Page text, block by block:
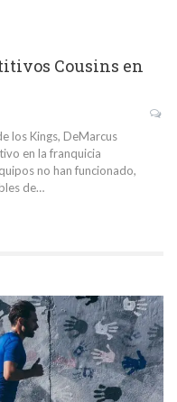
Cousins en
los Kings, DeMarcus
en la franquicia
no han funcionado,
de…